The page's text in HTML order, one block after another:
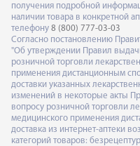
получения подробной
наличии товара в конкретной
телефону 8 (800) 777-03-03
Согласно постановлению
"Об утверждении Правил
розничной торговли
применения дистанционным
доставки указанных
изменений в некоторые акты
вопросу розничной торговли
медицинского применения
доставка из интернет-аптеки
категорий товаров: